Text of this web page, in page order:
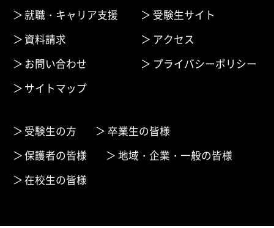
就職・キャリア支援
受験生サイト
資料請求
アクセス
お問い合わせ
プライバシーポリシー
サイトマップ
受験生の方
卒業生の皆様
保護者の皆様
地域・企業・一般の皆様
在校生の皆様